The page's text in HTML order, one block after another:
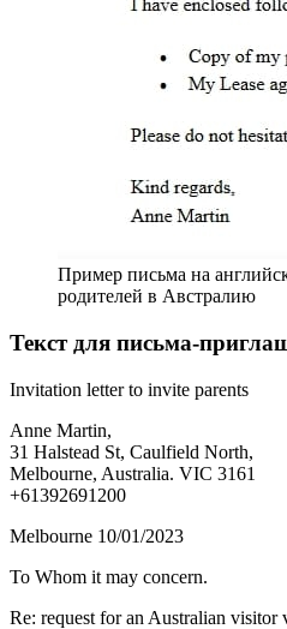
Пример письма на
родителей в Австралию
Текст для письма-
Invitation letter to invite parents
Anne Martin,
31 Halstead St, Caulfield North,
Melbourne, Australia. VIC 3161
+61392691200
Melbourne 10/01/2023
To Whom it may concern.
Re: request for an Australian visitor